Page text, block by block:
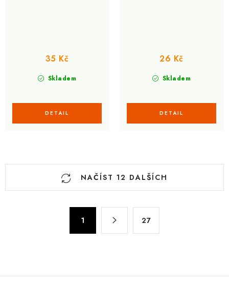
Skladem
35 Kč
Skladem
26 Kč
O
p
NAČÍST 12 DALŠÍCH
k
1 27